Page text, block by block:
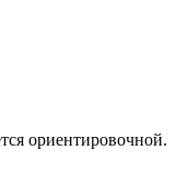
ориентировочной.